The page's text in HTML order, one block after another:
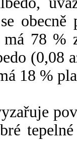
78 %
(0,08
18 %